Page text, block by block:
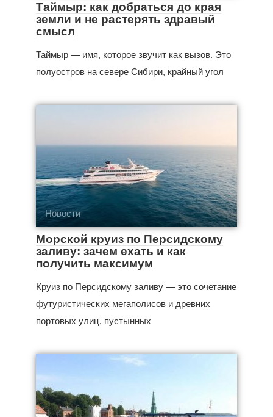
Таймыр: как добраться до края
земли и не растерять здравый
смысл
Таймыр — имя, которое звучит как вызов. Это
полуостров на севере Сибири, крайный угол
Новости
Морской круиз по Персидскому
заливу: зачем ехать и как
получить максимум
Круиз по Персидскому заливу — это сочетание
футуристических мегаполисов и древних
портовых улиц, пустынных